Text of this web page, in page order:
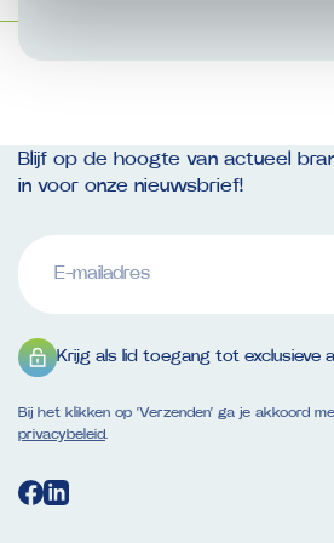
Blijf op de hoogte van actueel
in voor onze nieuwsbrief!
mailadres
Krijg als lid toegang tot exclusieve
Bij het klikken op ‘Verzenden’ ga je akkoord
privacybeleid